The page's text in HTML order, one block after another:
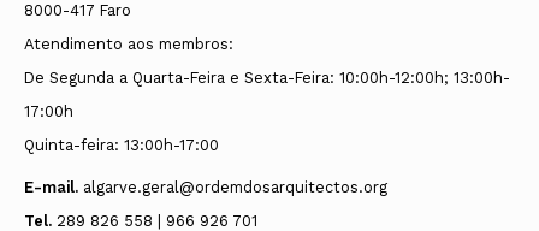
8000-417 Faro
Atendimento aos membros:
De Segunda a Quarta-Feira e Sexta-Feira: 10:00h-12:00h; 13:00h-
17:00h
Quinta-feira: 13:00h-17:00
E-mail. algarve.geral@ordemdosarquitectos.org
Tel. 289 826 558 | 966 926 701